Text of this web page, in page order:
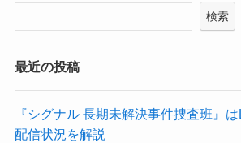
検索
最近の投稿
『シグナル 長期未解決事件捜査班』
配信状況を解説